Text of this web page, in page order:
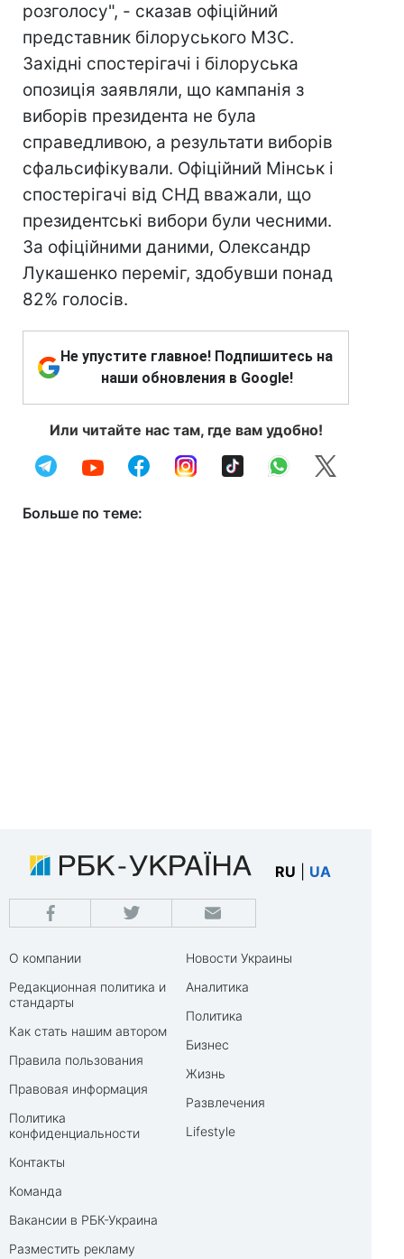
розголосу", - сказав офіційний
представник білоруського МЗС.
Західні спостерігачі і білоруська
опозиція заявляли, що кампанія з
виборів президента не була
справедливою, а результати виборів
сфальсифікували. Офіційний Мінськ і
спостерігачі від СНД вважали, що
президентські вибори були чесними.
За офіційними даними, Олександр
Лукашенко переміг, здобувши понад
82% голосів.
Не упустите главное! Подпишитесь на
наши обновления в Google!
Или читайте нас там, где вам удобно!
Больше по теме:
RU UA
О компании
Редакционная политика и
стандарты
Как стать нашим автором
Правила пользования
Правовая информация
Политика
конфиденциальности
Контакты
Команда
Вакансии в РБК-Украина
Разместить рекламу
Новости Украины
Аналитика
Политика
Бизнес
Жизнь
Развлечения
Lifestyle